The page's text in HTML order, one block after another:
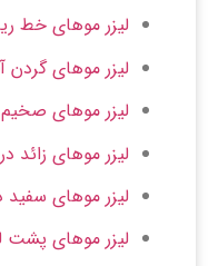
لیزر موهای خط
لیزر موهای گردن
لیزر موهای
لیزر موهای زائد
لیزر موهای سفید
لیزر موهای پشت